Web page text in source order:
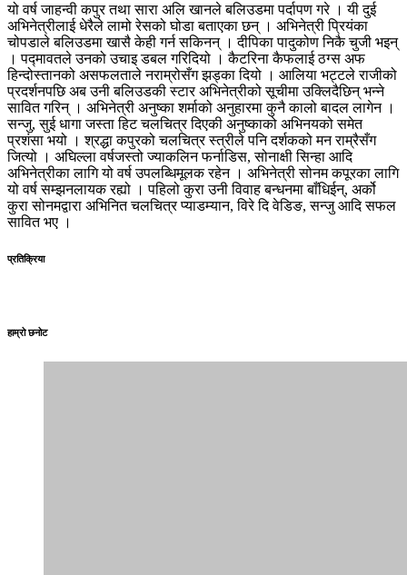
यो वर्ष जाहन्वी कपुर तथा सारा अलि खानले बलिउडमा पर्दापण गरे । यी दुई
अभिनेत्रीलाई धेरैले लामो रेसको घोडा बताएका छन् । अभिनेत्री प्रियंका
चोपडाले बलिउडमा खासै केही गर्न सकिनन् । दीपिका पादुकोण निकै चुजी भइन्
। पद्मावतले उनको उचाइ डबल गरिदियो । कैटरिना कैफलाई ठग्स अफ
हिन्दोस्तानको असफलताले नराम्रोसँग झड्का दियो । आलिया भट्टले राजीको
प्रदर्शनपछि अब उनी बलिउडकी स्टार अभिनेत्रीको सूचीमा उक्लिदैछिन् भन्ने
सावित गरिन् । अभिनेत्री अनुष्का शर्माको अनुहारमा कुनै कालो बादल लागेन ।
सन्जु, सुई धागा जस्ता हिट चलचित्र दिएकी अनुष्काको अभिनयको समेत
प्रशंसा भयो । श्रद्धा कपुरको चलचित्र स्त्रीले पनि दर्शकको मन राम्रैसँग
जित्यो । अघिल्ला वर्षजस्तो ज्याकलिन फर्नाडिस, सोनाक्षी सिन्हा आदि
अभिनेत्रीका लागि यो वर्ष उपलब्धिमूलक रहेन । अभिनेत्री सोनम कपूरका लागि
यो वर्ष सम्झनलायक रह्यो । पहिलो कुरा उनी विवाह बन्धनमा बाँधिईन्, अर्को
कुरा सोनमद्वारा अभिनित चलचित्र प्याडम्यान, विरे दि वेडिङ, सन्जु आदि सफल
सावित भए ।
प्रतिक्रिया
हाम्रो छनोट